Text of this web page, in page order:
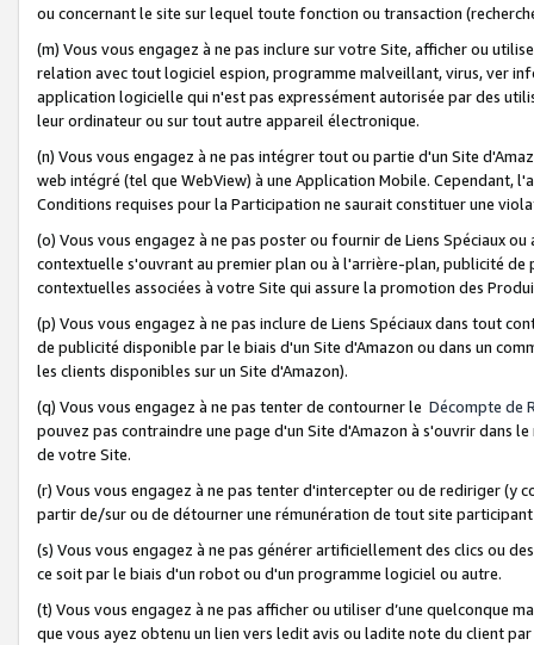
ou concernant le site sur lequel toute fonction ou transaction
(m) Vous vous engagez à ne pas inclure sur votre Site, afficher ou
relation avec tout logiciel espion, programme malveillant, virus, ver
application logicielle qui n'est pas expressément autorisée par des
leur ordinateur ou sur tout autre appareil électronique.
(n) Vous vous engagez à ne pas intégrer tout ou partie d'un Site
web intégré (tel que WebView) à une Application Mobile. Cependant,
Conditions requises pour la Participation ne saurait constituer une
(o) Vous vous engagez à ne pas poster ou fournir de Liens Spéciaux
contextuelle s'ouvrant au premier plan ou à l'arrière-plan, publicité
contextuelles associées à votre Site qui assure la promotion des
(p) Vous vous engagez à ne pas inclure de Liens Spéciaux dans tout
de publicité disponible par le biais d'un Site d'Amazon ou dans un
les clients disponibles sur un Site d'Amazon).
(q) Vous vous engagez à ne pas tenter de contourner le Décompte de
pouvez pas contraindre une page d'un Site d'Amazon à s'ouvrir dans
de votre Site.
(r) Vous vous engagez à ne pas tenter d'intercepter ou de rediriger
partir de/sur ou de détourner une rémunération de tout site
(s) Vous vous engagez à ne pas générer artificiellement des clics ou
ce soit par le biais d'un robot ou d'un programme logiciel ou autre.
(t) Vous vous engagez à ne pas afficher ou utiliser d’une quelconque
que vous ayez obtenu un lien vers ledit avis ou ladite note du client